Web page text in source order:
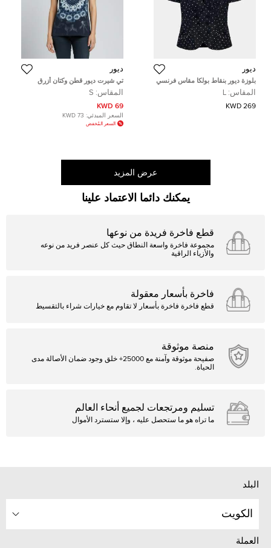
ديور
بلوزة ديور بنقاط بولكا مقاس فرنسي
٤٠
المقاس: L
269 KWD
ديور
تي شيرت ديور قطن وكتان أزرق
ميدنايت مقاس متوسط - ميديوم
المقاس: S
69 KWD
السعر المبدئي: 73 KWD
السعر المُخفض
عرض المزيد
يمكنك دائما الاعتماد علينا
قطع فاخرة فريدة من نوعها
مجموعة فاخرة واسعة النطاق حيث كل عنصر فريد من نوعه
والأزياء الراقية
فاخرة بأسعار معقولة
قطع فاخرة فاخرة بأسعار لا تقاوم مع خيارات شراء بالتقسيط
منصة موثوقة
صفيحة موثوقة وآمنة مع 25000+ خلق وجود ضمان الأصالة مدى
الحياة.
تسليم ومرتجعات لجميع أنحاء العالم
ما تراه هو ما ستحصل عليه ، وإلا ستسترد الأموال
البلد
الكويت
العملة